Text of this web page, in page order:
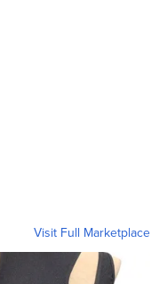
Visit Full Marketplace